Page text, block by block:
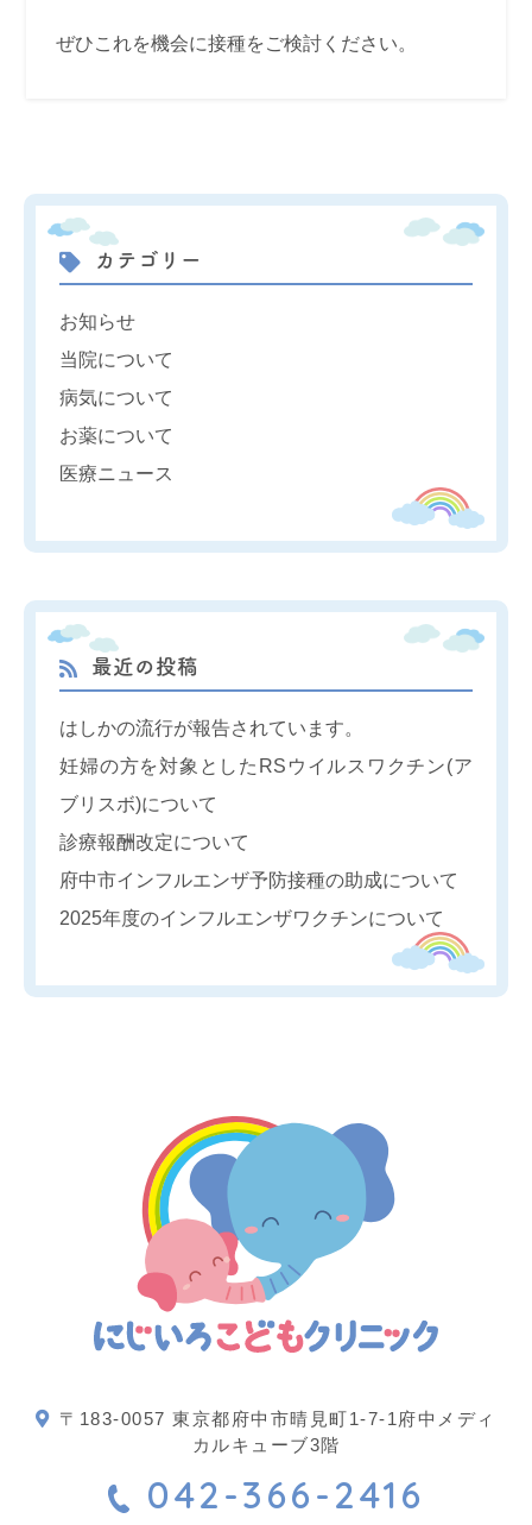
ぜひこれを機会に接種をご検討ください。
カテゴリー
お知らせ
当院について
病気について
お薬について
医療ニュース
最近の投稿
はしかの流行が報告されています。
妊婦の方を対象としたRSウイルスワクチン(ア
ブリスボ)について
診療報酬改定について
府中市インフルエンザ予防接種の助成について
2025年度のインフルエンザワクチンについて
〒183-0057 東京都府中市晴見町1-7-1府中メディ
カルキューブ3階
042-366-2416